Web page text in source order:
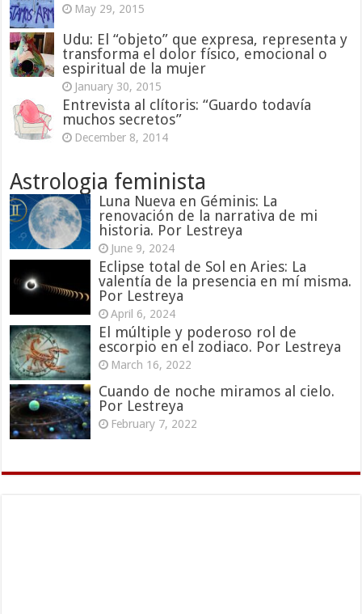
May 29, 2015
Udu: El “objeto” que expresa, representa y
transforma el dolor físico, emocional o
espiritual de la mujer
January 30, 2015
Entrevista al clítoris: “Guardo todavía
muchos secretos”
December 8, 2014
Astrologia feminista
Luna Nueva en Géminis: La
renovación de la narrativa de mi
historia. Por Lestreya
June 9, 2024
Eclipse total de Sol en Aries: La
valentía de la presencia en mí misma.
Por Lestreya
April 6, 2024
El múltiple y poderoso rol de
escorpio en el zodiaco. Por Lestreya
March 16, 2022
Cuando de noche miramos al cielo.
Por Lestreya
February 7, 2022